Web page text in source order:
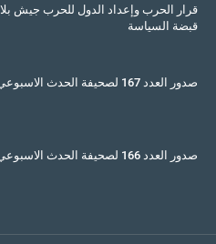
قرار الحرب وإعداد الدول للحرب جيش بلا
قبضة السياسة
صدور العدد 167 لصحيفة الحدث الاسبوعي من لندن
صدور العدد 166 لصحيفة الحدث الاسبوعي من لندن